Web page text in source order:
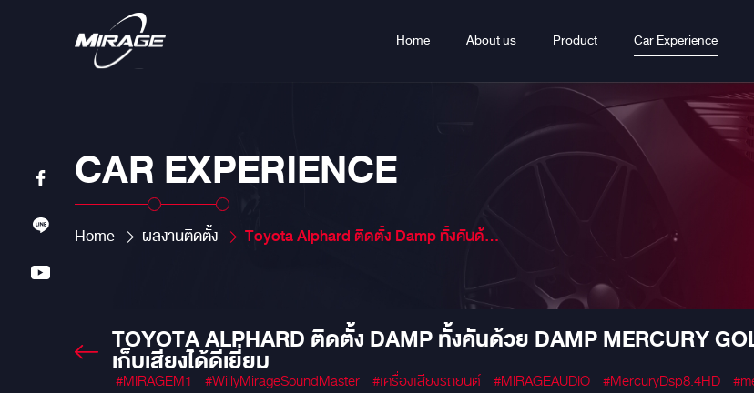
Home About us Product Car Experience
CAR EXPERIENCE
Home ผลงานติดตั้ง Toyota Alphard ติดตั้ง Damp ทั้งคันด้วย Damp Mercury Gold Damp คุณภาพสูงจากรัสเซีย เก็บเสียงได้ดีเยี่ยม
TOYOTA ALPHARD ติดตั้ง DAMP ทั้งคันด้วย DAMP MERCURY
เก็บเสียงได้ดีเยี่ยม
#MIRAGEM1 #WillyMirageSoundMaster #เครื่องเสียงรถยนต์ #MIRAGEAUDIO #MercuryDsp8.4HD